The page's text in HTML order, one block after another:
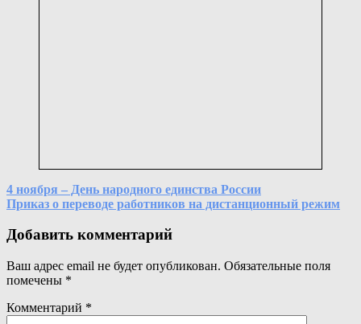
Навигация
по
записям
4 ноября – День народного единства России
Приказ о переводе работников на дистанционный режим
Добавить комментарий
Ваш адрес email не будет опубликован. Обязательные поля
помечены *
Комментарий *